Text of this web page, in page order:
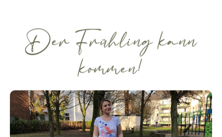
Der Frühling kann
kommen!